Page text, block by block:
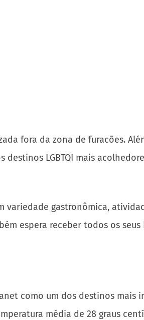
fora da zona de furacões.
LGBTQI mais
gastronômica,
espera receber todos os
como um dos destinos mais
média de 28 graus